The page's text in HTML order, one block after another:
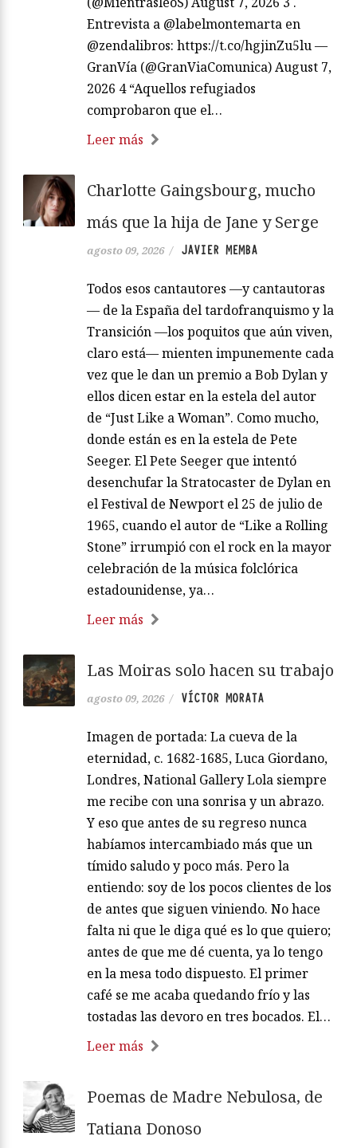
Entrevista a @labelmontemarta en
@zendalibros: https://t.co/hgjinZu5lu —
GranVía (@GranViaComunica) August 7,
2026 4 “Aquellos refugiados
comprobaron que el…
Leer más
Charlotte Gaingsbourg, mucho
más que la hija de Jane y Serge
agosto 09, 2026 / JAVIER MEMBA
Todos esos cantautores —y cantautoras
— de la España del tardofranquismo y la
Transición —los poquitos que aún viven,
claro está— mienten impunemente cada
vez que le dan un premio a Bob Dylan y
ellos dicen estar en la estela del autor
de “Just Like a Woman”. Como mucho,
donde están es en la estela de Pete
Seeger. El Pete Seeger que intentó
desenchufar la Stratocaster de Dylan en
el Festival de Newport el 25 de julio de
1965, cuando el autor de “Like a Rolling
Stone” irrumpió con el rock en la mayor
celebración de la música folclórica
estadounidense, ya…
Leer más
Las Moiras solo hacen su trabajo
agosto 09, 2026 / VÍCTOR MORATA
Imagen de portada: La cueva de la
eternidad, c. 1682-1685, Luca Giordano,
Londres, National Gallery Lola siempre
me recibe con una sonrisa y un abrazo.
Y eso que antes de su regreso nunca
habíamos intercambiado más que un
tímido saludo y poco más. Pero la
entiendo: soy de los pocos clientes de los
de antes que siguen viniendo. No hace
falta ni que le diga qué es lo que quiero;
antes de que me dé cuenta, ya lo tengo
en la mesa todo dispuesto. El primer
café se me acaba quedando frío y las
tostadas las devoro en tres bocados. El…
Leer más
Poemas de Madre Nebulosa, de
Tatiana Donoso